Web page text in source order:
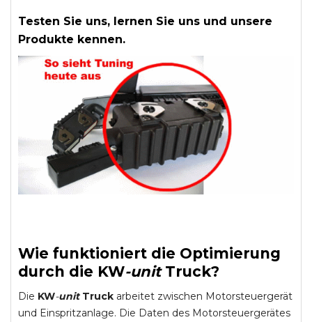
Testen Sie uns, lernen Sie uns und unsere
Produkte kennen.
Wie funktioniert die Optimierung
durch die KW-unit Truck?
Die KW-unit Truck arbeitet zwischen Motorsteuergerät
und Einspritzanlage. Die Daten des Motorsteuergerätes